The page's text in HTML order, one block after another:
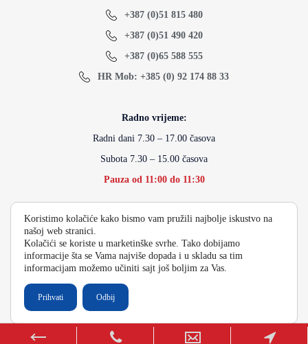
+387 (0)51 815 480
+387 (0)51 490 420
+387 (0)65 588 555
HR Mob: +385 (0) 92 174 88 33
Radno vrijeme:
Radni dani 7.30 – 17.00 časova
Subota 7.30 – 15.00 časova
Pauza od 11:00 do 11:30
info@energydoo.com
2026 Copyright Energy Auto Gume
Koristimo kolačiće kako bismo vam pružili najbolje iskustvo na
našoj web stranici.
Kolačići se koriste u marketinške svrhe. Tako dobijamo
informacije šta se Vama najviše dopada i u skladu sa tim
informacijam možemo učiniti sajt još boljim za Vas.
Prihvati Odbij